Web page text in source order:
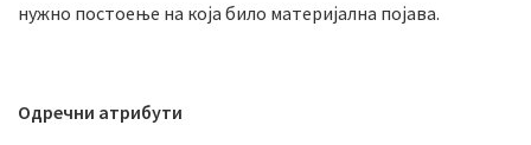
нужно постоење на која било материјална појава.
Одречни атрибути